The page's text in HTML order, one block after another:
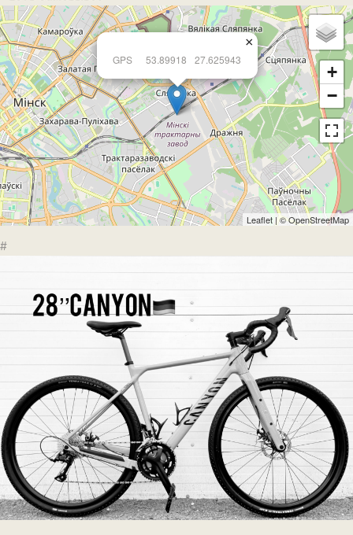
GPS 53.89918 27.625943
×
+
−
Leaflet | ©OpenStreetMap
#